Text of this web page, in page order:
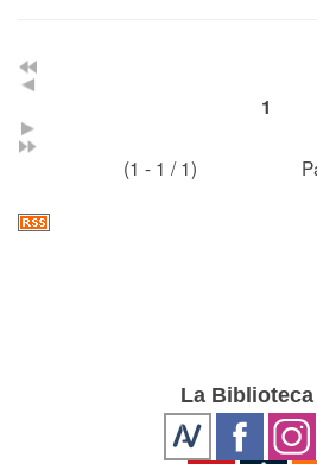
1
(1 - 1 / 1)
La Biblioteca